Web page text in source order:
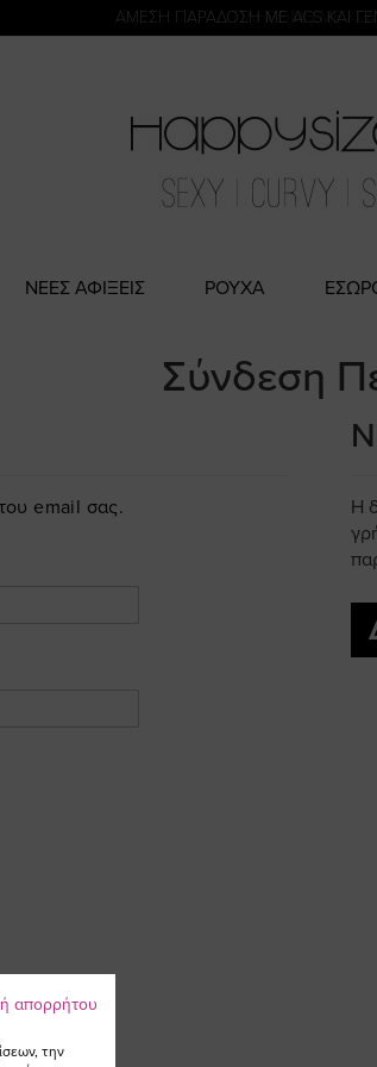
ΠΛΗΡΩΜΗ ΜΕ
ΑΜΕΣΗ ΠΑΡΑΔΟΣΗ ΜΕ ACS ΚΑΙ
NΕΕΣ ΑΦΙΞΕΙΣ ΡΟΥΧΑ
Σύνδεση
email σας.
Η
απορρήτου
την